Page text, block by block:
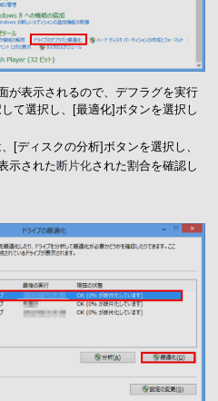
が表示されるので、デフラグを実行
て選択し、[最適化]ボタンを選択し
[ディスクの分析]ボタンを選択し、
示された断片化された割合を確認し